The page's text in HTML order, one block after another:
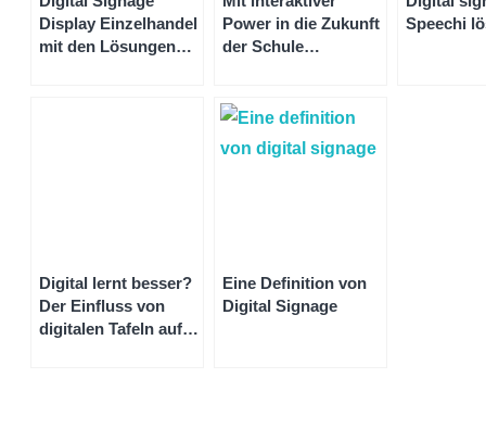
Display Einzelhandel
mit den Lösungen
Power in die Zukunft
der Schule
und Händler von
interaktiven Tafeln
Speechi
Digital lernt besser?
Der Einfluss von
digitalen Tafeln auf
Eine Definition von
Digital Signage